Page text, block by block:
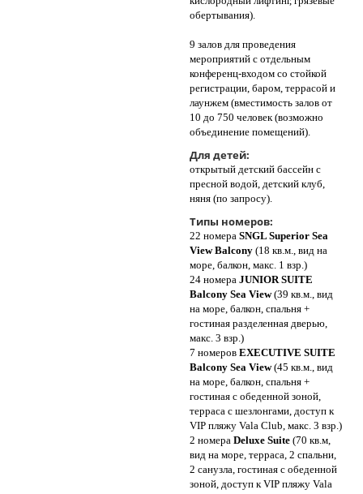
обертывания).
9 залов для проведения
мероприятий с отдельным
конференц-входом со стойкой
регистрации, баром, террасой и
лаунжем (вместимость залов от
10 до 750 человек (возможно
объединение помещений).
Для детей:
открытый детский бассейн с
пресной водой, детский клуб,
няня (по запросу).
Типы номеров:
22 номера SNGL Superior Sea
View Balcony (18 кв.м., вид на
море, балкон, макс. 1 взр.)
24 номера JUNIOR SUITE
Balcony Sea View(39 кв.м., вид
на море, балкон, спальня +
гостиная разделенная дверью,
макс. 3 взр.)
7 номеров EXECUTIVE SUITE
Balcony Sea View(45 кв.м., вид
на море, балкон, спальня +
гостиная с обеденной зоной,
терраса с шезлонгами, доступ к
VIP пляжу Vala Club, макс. 3 взр.)
2 номера Deluxe Suite (70 кв.м,
вид на море, терраса, 2 спальни,
2 санузла, гостиная с обеденной
зоной, доступ к VIP пляжу Vala